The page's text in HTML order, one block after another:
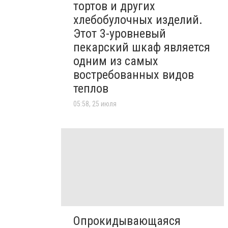
тортов и других
хлебобулочных изделий.
Этот 3-уровневый
пекарский шкаф является
одним из самых
востребованных видов
теплов
05:58, 25 июля
Опрокидывающаяся